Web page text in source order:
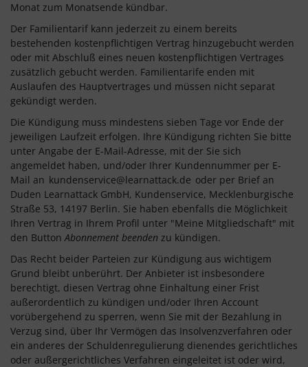
Monat zum Monatsende kündbar.
Der Familientarif kann jederzeit zu einem bereits
bestehenden kostenpflichtigen Vertrag hinzugebucht werden
oder mit Abschluß eines neuen kostenpflichtigen Vertrages
zusätzlich gebucht werden. Familientarife enden mit
Auslaufen des Hauptvertrages und müssen nicht separat
gekündigt werden.
Die Kündigung muss mindestens sieben Tage vor Ende der
jeweiligen Laufzeit erfolgen. Ihre Kündigung richten Sie bitte
unter Angabe der E-Mail-Adresse, mit der Sie sich
angemeldet haben, und/oder Ihrer Kundennummer per E-
Mail an kundenservice@learnattack.de oder per Brief an
Duden Learnattack GmbH, Kundenservice, Mecklenburgische
Straße 53, 14197 Berlin. Sie haben ebenfalls die Möglichkeit
Ihren Vertrag in Ihrem Profil unter "Meine Mitgliedschaft" mit
den ButtonAbonnement beenden zu kündigen.
Das Recht beider Parteien zur Kündigung aus wichtigem
Grund bleibt unberührt. Der Anbieter ist insbesondere
berechtigt, diesen Vertrag ohne Einhaltung einer Frist
außerordentlich zu kündigen und/oder Ihren Account
vorübergehend zu sperren, wenn Sie mit der Bezahlung in
Verzug sind, über Ihr Vermögen das Insolvenzverfahren oder
ein anderes der Schuldenregulierung dienendes gerichtliches
oder außergerichtliches Verfahren eingeleitet ist oder wird,